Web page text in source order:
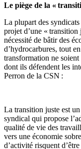
Le piège de la «
La plupart des
projet d’une «
nécessité de bâtir des
d’hydrocarbures, tout
transformation ne soient
dont ils défendent les
Perron de la CSN :
La transition juste est
syndical qui propose
qualité de vie des
vers une économie
d’activité risquent